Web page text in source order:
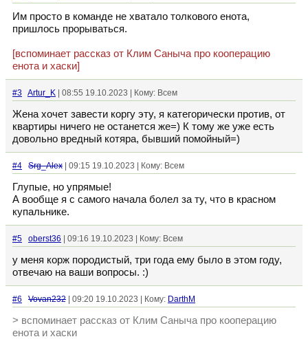
Им просто в команде не хватало толкового енота,
пришлось прорываться.
[вспоминает рассказ от Клим Саныча про кооперацию
енота и хаски]
#3 Artur_K | 08:55 19.10.2023 | Кому: Всем
Жена хочет завести коргу эту, я категорически против, от
квартиры ничего не останется же=) К тому же уже есть
довольно вредный котяра, бывший помойный=)
#4 Srg_Alex | 09:15 19.10.2023 | Кому: Всем
Глупые, но упрямые!
А вообще я с самого начала болел за ту, что в красном
купальнике.
#5 oberst36 | 09:16 19.10.2023 | Кому: Всем
у меня корж породистый, три года ему было в этом году,
отвечаю на ваши вопросы. :)
#6 Vovan232 | 09:20 19.10.2023 | Кому: DarthM
> вспоминает рассказ от Клим Саныча про кооперацию
енота и хаски